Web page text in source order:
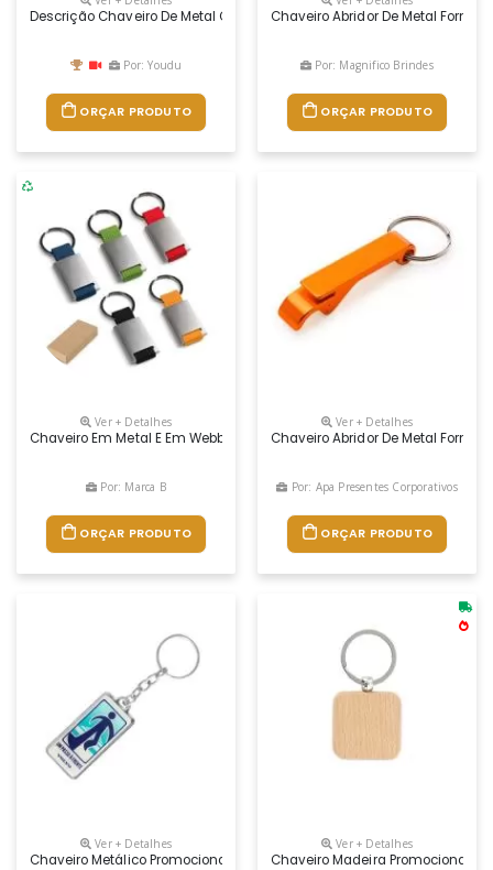
Descrição Chaveiro De Metal Com Alça Em Couro Sintético Preto.
Por: Youdu
ORÇAR PRODUTO
Chaveiro Abridor De Metal
Por: Magnifico Brindes
ORÇAR PRODUTO
Ver + Detalhes
Chaveiro Em Metal E Em Webbing. Fornecido Em Caixa Presente De
Por: Marca B
ORÇAR PRODUTO
Ver + Detalhes
Chaveiro Abridor De Metal
Por: Apa Presentes Corporativos
ORÇAR PRODUTO
Ver + Detalhes
Chaveiro Metálico Promocional Personalizado.
Ver + Detalhes
Chaveiro Madeira Promocional